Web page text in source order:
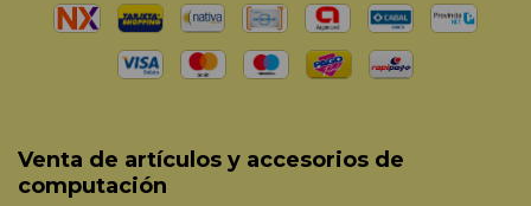
Venta de artículos y accesorios de
computación